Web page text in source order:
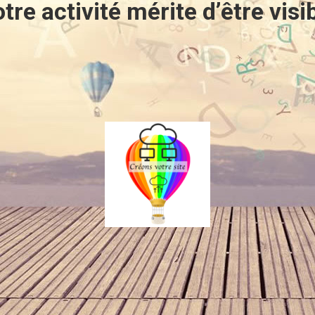
activité mérite d’être